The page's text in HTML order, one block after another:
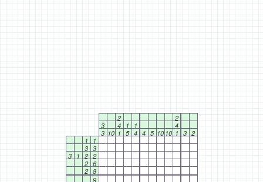
2
2
3
4 1 1
4
3 10 1 5 4 4 5 10 10 1 3 2
1
1
3 3
3
1 2 2
2 6
2 8
9